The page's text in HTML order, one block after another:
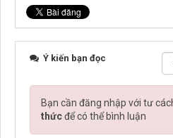
Ý kiến bạn đọc
Bạn cần đăng nhập với tư
thứcđể có thể bình luận